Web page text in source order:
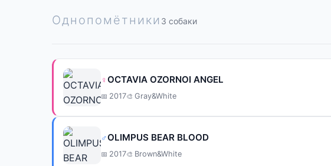
Однопомётники 3 собаки
♀OCTAVIA OZORNOI ANGEL
2017 Gray&White
♂OLIMPUS BEAR BLOOD
2017 Brown&White